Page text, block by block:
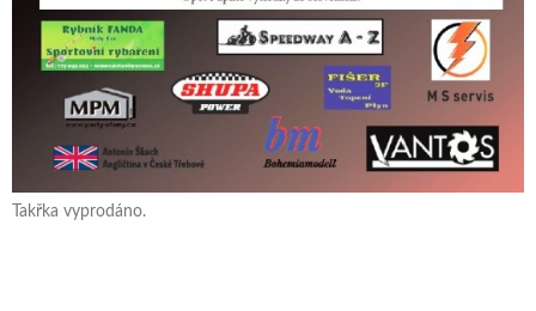
Takřka vyprodáno.